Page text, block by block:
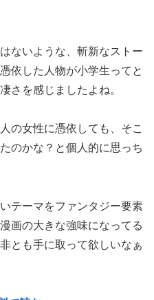
ないような、斬新なストー
依した人物が小学生ってと
さを感じましたよね。
の女性に憑依しても、そこ
のかな？と個人的に思っち
テーマをファンタジー要素
画の大きな強味になってる
とも手に取って欲しいなぁ